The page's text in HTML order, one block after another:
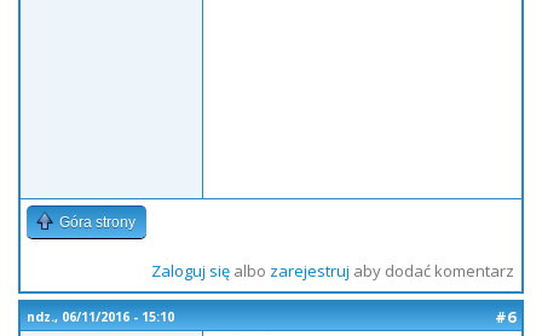
Góra strony
Zaloguj sięalbo zarejestruj aby dodać komentarz
ndz., 06/11/2016 - 15:10
#6